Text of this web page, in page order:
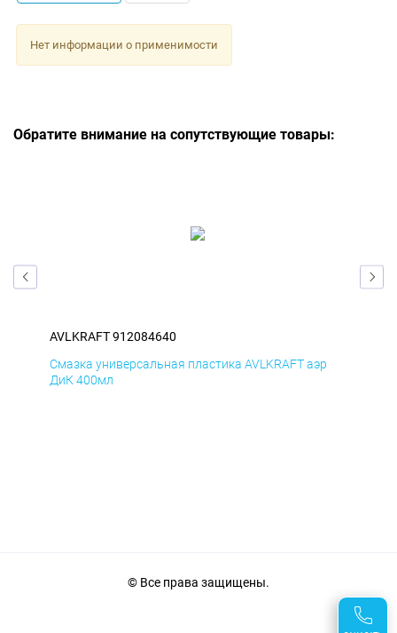
Нет информации о применимости
Обратите внимание на сопутствующие товары:
AVLKRAFT 912084640
Смазка универсальная пластика AVLKRAFT аэр
ДиК 400мл
© Все права защищены.